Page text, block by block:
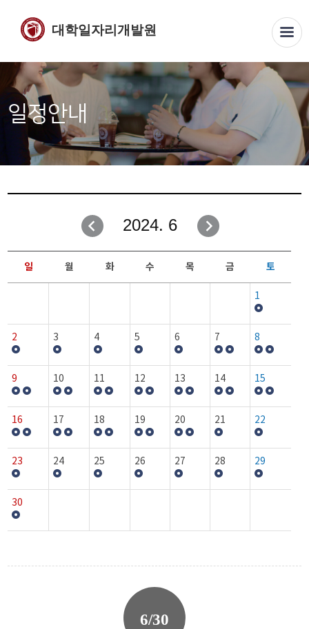
대학일자리개발원
일정안내
2024. 6
일 월 화 수 목 금 토
1
2 3 4 5 6 7 8
9 10 11 12 13 14 15
16 17 18 19 20 21 22
23 24 25 26 27 28 29
30
6/30